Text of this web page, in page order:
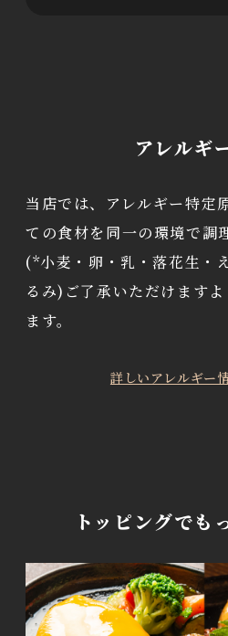
アレルギ
当店では、アレルギー特定
ての食材を同一の環境で調
(*小麦・卵・乳・落花生・
るみ)ご了承いただけます
ます。
詳しいアレルギー
トッピングでも